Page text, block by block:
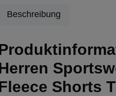
Beschreibung
Shorts